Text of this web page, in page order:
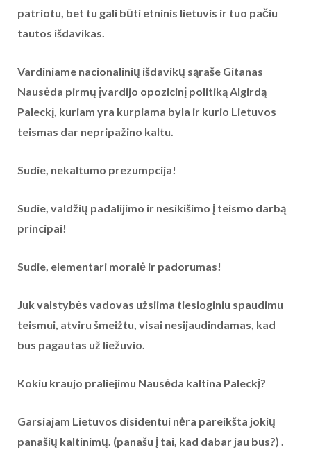
patriotu, bet tu gali būti etninis lietuvis ir tuo pačiu
tautos išdavikas.
Vardiniame nacionalinių išdavikų sąraše Gitanas
Nausėda pirmų įvardijo opozicinį politiką Algirdą
Paleckį, kuriam yra kurpiama byla ir kurio Lietuvos
teismas dar nepripažino kaltu.
Sudie, nekaltumo prezumpcija!
Sudie, valdžių padalijimo ir nesikišimo į teismo darbą
principai!
Sudie, elementari moralė ir padorumas!
Juk valstybės vadovas užsiima tiesioginiu spaudimu
teismui, atviru šmeižtu, visai nesijaudindamas, kad
bus pagautas už liežuvio.
Kokiu kraujo praliejimu Nausėda kaltina Paleckį?
Garsiajam Lietuvos disidentui nėra pareikšta jokių
panašių kaltinimų. (panašu į tai, kad dabar jau bus?) .